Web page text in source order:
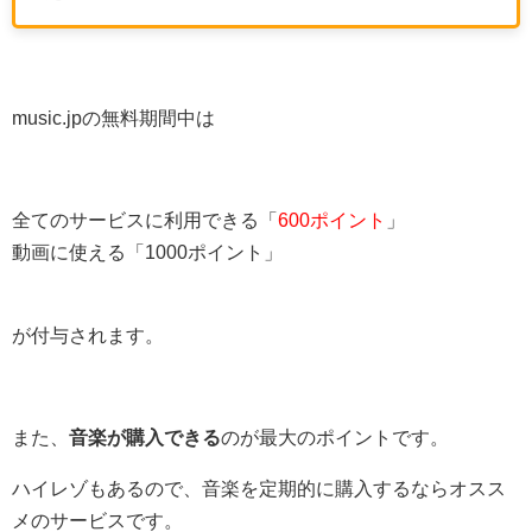
music.jpの無料期間中は
全てのサービスに利用できる「 600ポイント
」
動画に使える「1000ポイント」
が付与されます。
また、 音楽が購入できるのが最大のポイントです。
ハイレゾもあるので、音楽を定期的に購入するならオスス
メのサービスです。